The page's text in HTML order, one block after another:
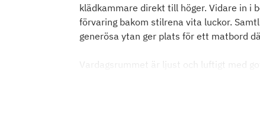
klädkammare direkt till höger. Vidare in i
förvaring bakom stilrena vita luckor.
generösa ytan ger plats för ett matbord
Vardagsrummet är ljust och luftigt med